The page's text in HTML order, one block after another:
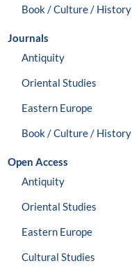
Book / Culture / History
Journals
Antiquity
Oriental Studies
Eastern Europe
Book / Culture / History
Open Access
Antiquity
Oriental Studies
Eastern Europe
Cultural Studies